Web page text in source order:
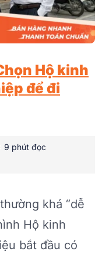
Hộ kinh
để đi
9 phút đọc
khá “dễ
Hộ kinh
bắt đầu có